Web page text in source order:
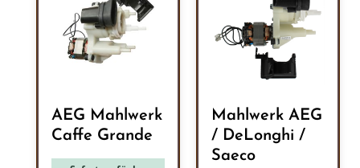
AEG Mahlwerk
Caffe Grande
Mahlwerk AEG
/ DeLonghi /
Saeco